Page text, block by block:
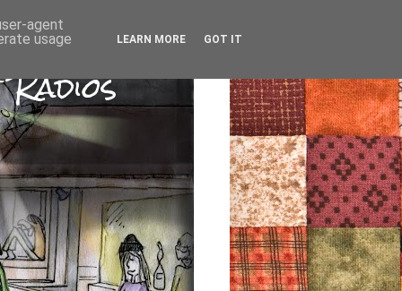
agent
usage
LEARN MORE GOT IT